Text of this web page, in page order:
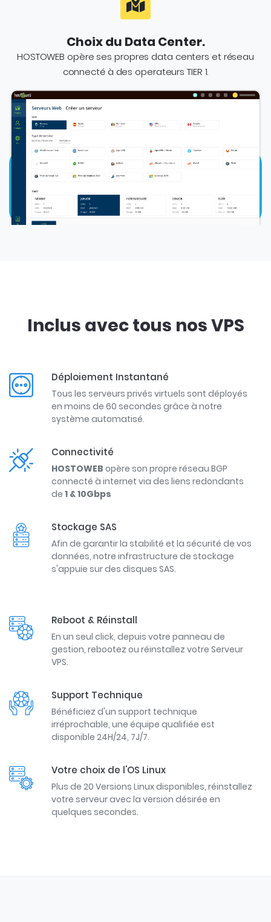
Choix du Data Center.
HOSTOWEB opère ses propres data centers et réseau
connecté à des operateurs TIER 1.
Inclus avec tous nos VPS
Déploiement Instantané
Tous les serveurs privés virtuels sont déployés
en moins de 60 secondes grâce à notre
système automatisé.
Connectivité
HOSTOWEB opère son propre réseau BGP
connecté à internet via des liens redondants
de 1 & 10Gbps
Stockage SAS
Afin de garantir la stabilité et la sécurité de vos
données, notre infrastructure de stockage
s'appuie sur des disques SAS.
Reboot & Réinstall
En un seul click, depuis votre panneau de
gestion, rebootez ou réinstallez votre Serveur
VPS.
Support Technique
Bénéficiez d'un support technique
irréprochable, une équipe qualifiée est
disponible 24H/24, 7J/7.
Votre choix de l'OS Linux
Plus de 20 Versions Linux disponibles, réinstallez
votre serveur avec la version désirée en
quelques secondes.